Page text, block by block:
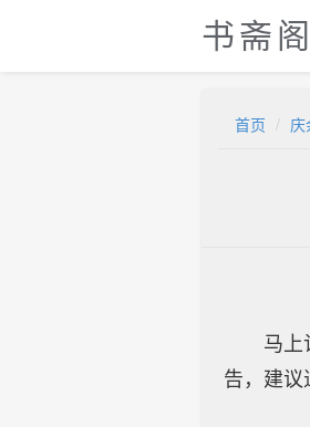
书斋阁
首页
马上
告，建议